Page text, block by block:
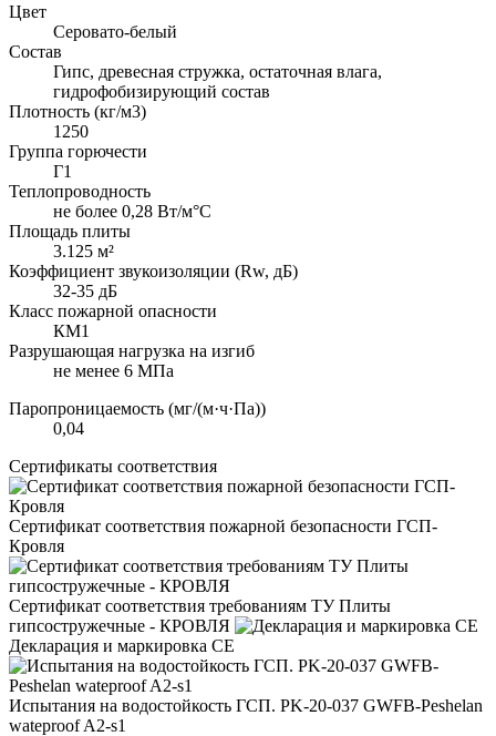
Цвет
Серовато-белый
Состав
Гипс, древесная стружка, остаточная влага,
гидрофобизирующий состав
Плотность (кг/м3)
1250
Группа горючести
Г1
Теплопроводность
не более 0,28 Вт/м°С
Площадь плиты
3.125 м²
Коэффициент звукоизоляции (Rw, дБ)
32-35 дБ
Класс пожарной опасности
КМ1
Разрушающая нагрузка на изгиб
не менее 6 МПа
Паропроницаемость (мг/(м·ч·Па))
0,04
Сертификаты соответствия
Сертификат соответствия пожарной безопасности ГСП-
Кровля
Сертификат соответствия требованиям ТУ Плиты
гипсостружечные - КРОВЛЯ
Декларация и маркировка CE
Испытания на водостойкость ГСП. PK-20-037 GWFB-Peshelan
wateproof A2-s1